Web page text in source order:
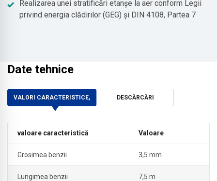
Realizarea unei stratificări etanșe la aer conform Legii
privind energia clădirilor (GEG) și DIN 4108, Partea 7
Date tehnice
VALORI CARACTERISTICE, DESCĂRCĂRI
valoare caracteristică Valoare
Grosimea benzii 3,5 mm
Lungimea benzii 7,5 m